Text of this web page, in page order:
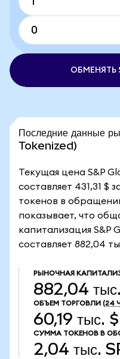
ОБМЕНЯТЬ
Последние данные
Tokenized)
Текущая цена S&P
составляет 431,31 $
токенов в
показывает, что
капитализация S&P
составляет 882,04
РЫНОЧНАЯ
882,04
ОБЪЕМ ТОРГОВЛИ (24
60,19 тыс. $
СУММА ТОКЕНОВ В
2,04 тыс.